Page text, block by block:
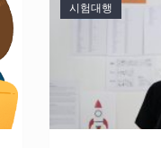
시험대행